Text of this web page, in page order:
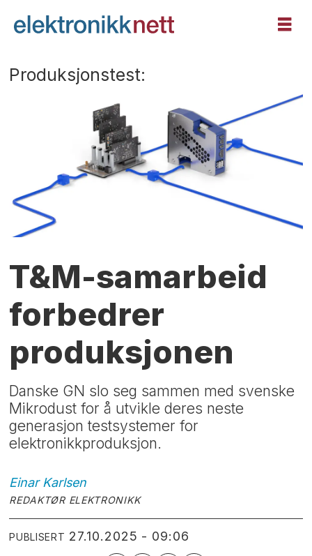
Produksjonstest:
T&M-samarbeid
forbedrer
produksjonen
Danske GN slo seg sammen med svenske
Mikrodust for å utvikle deres neste
generasjon testsystemer for
elektronikkproduksjon.
Einar Karlsen
REDAKTØR ELEKTRONIKK
PUBLISERT 27.10.2025 - 09:06